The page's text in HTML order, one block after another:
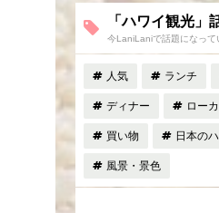
「ハワイ観光」
今LaniLaniで話題になって
人気 ランチ
ディナー ロー
買い物 日本の
風景・景色